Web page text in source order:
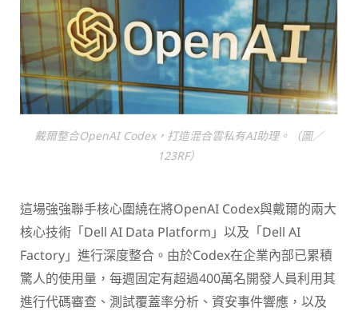
戴爾整合OpenAI Codex，打造混合雲私有AI助理。（圖／
123RF）
這場強強聯手核心圍繞在將OpenAI Codex與戴爾的兩大
核心技術「Dell AI Data Platform」以及「Dell AI
Factory」進行深度整合。由於Codex在企業內部已累積
驚人的使用量，每週固定有超過400萬名開發人員利用其
進行代碼審查、測試覆蓋率分析、資安事件響應，以及